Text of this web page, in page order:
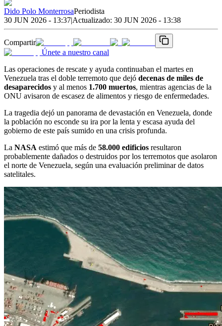
Dido Polo MonterrosaPeriodista
30 JUN 2026 - 13:37|Actualizado: 30 JUN 2026 - 13:38
Compartir
Únete a nuestro canal
Las operaciones de rescate y ayuda continuaban el martes en
Venezuela tras el doble terremoto que dejó decenas de miles de
desaparecidos y al menos 1.700 muertos, mientras agencias de la
ONU avisaron de escasez de alimentos y riesgo de enfermedades.
La tragedia dejó un panorama de devastación en Venezuela, donde
la población no esconde su ira por la lenta y escasa ayuda del
gobierno de este país sumido en una crisis profunda.
La NASA estimó que más de 58.000 edificios resultaron
probablemente dañados o destruidos por los terremotos que asolaron
el norte de Venezuela, según una evaluación preliminar de datos
satelitales.